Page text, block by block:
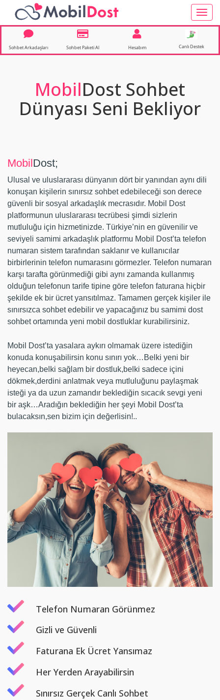
Sohbet Arkadaşları Sohbet Paketi Al Hesabım Canlı Destek
MobilDost Sohbet
Dünyası Seni Bekliyor
MobilDost;
Ulusal ve uluslararası dünyanın dört bir yanından aynı dili
konuşan kişilerin sınırsız sohbet edebileceği son derece
güvenli bir sosyal arkadaşlık mecrasıdır. Mobil Dost
platformunun uluslararası tecrübesi şimdi sizlerin
mutluluğu için hizmetinizde. Türkiye’nin en güvenilir ve
seviyeli samimi arkadaşlık platformu Mobil Dost’ta telefon
numaran sistem tarafından saklanır ve kullanıcılar
birbirlerinin telefon numarasını görmezler. Telefon numaran
karşı tarafta görünmediği gibi aynı zamanda kullanmış
olduğun telefonun tarife tipine göre telefon faturana hiçbir
şekilde ek bir ücret yansıtılmaz. Tamamen gerçek kişiler ile
sınırsızca sohbet edebilir ve yapacağınız bu samimi dost
sohbet ortamında yeni mobil dostluklar kurabilirsiniz.
Mobil Dost’ta yasalara aykırı olmamak üzere istediğin
konuda konuşabilirsin konu sınırı yok…Belki yeni bir
heyecan,belki sağlam bir dostluk,belki sadece içini
dökmek,derdini anlatmak veya mutluluğunu paylaşmak
isteği ya da uzun zamandır beklediğin sıcacık sevgi yeni
bir aşk…Aradığın beklediğin her şeyi Mobil Dost’ta
bulacaksın,sen bizim için değerlisin!..
Telefon Numaran Görünmez
Gizli ve Güvenli
Faturana Ek Ücret Yansımaz
Her Yerden Arayabilirsin
Sınırsız Gerçek Canlı Sohbet